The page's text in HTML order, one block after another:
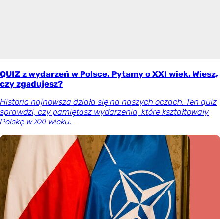
QUIZ z wydarzeń w Polsce. Pytamy o XXI wiek. Wiesz,
czy zgadujesz?
Historia najnowsza działa się na naszych oczach. Ten quiz
sprawdzi, czy pamiętasz wydarzenia, które kształtowały
Polskę w XXI wieku.